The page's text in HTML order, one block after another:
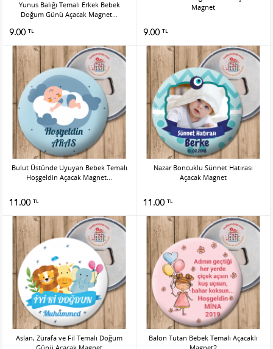
Yunus Balığı Temalı Erkek Bebek
Doğum Günü Açacak Magnet...
9.00 TL
Magnet
9.00 TL
Bulut Üstünde Uyuyan Bebek Temalı
Hoşgeldin Açacak Magnet...
11.00 TL
Nazar Boncuklu Sünnet Hatırası
Açacak Magnet
11.00 TL
Aslan, Zürafa ve Fil Temalı Doğum
Balon Tutan Bebek Temalı Açacaklı